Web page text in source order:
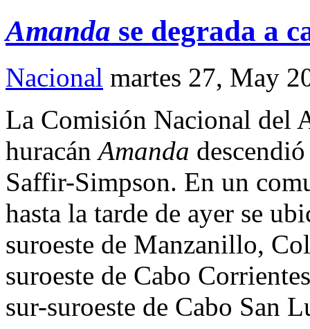
Amanda se degrada a
Nacional martes 27, May
La Comisión Nacional del
huracán Amanda
Saffir-Simpson. En un
hasta la tarde de ayer se
suroeste de Manzanillo,
suroeste de Cabo
sur-suroeste de Cabo San